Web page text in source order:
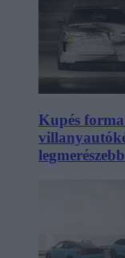
Kupés